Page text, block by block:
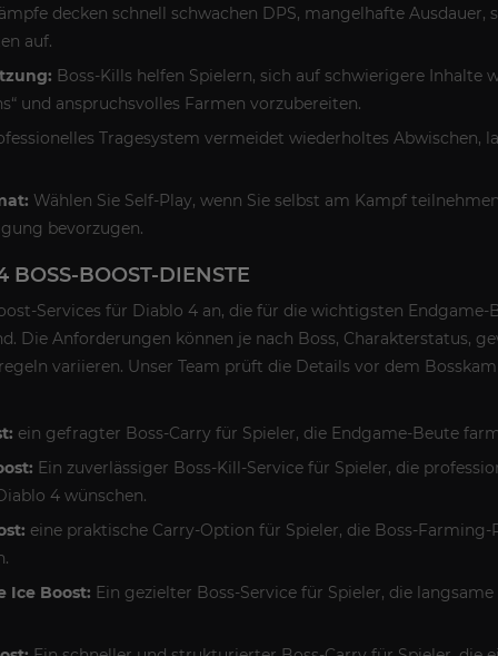
decken schnell schwachen DPS, mangelhafte
auf.
Boss-Kills helfen Spielern, sich auf schwierigere Inhalte
und anspruchsvolles Farmen vorzubereiten.
Tragesystem vermeidet wiederholtes Abwischen,
Wählen Sie Self-Play, wenn Sie selbst am Kampf
bevorzugen.
BOSS-BOOST-DIENSTE
Services für Diablo 4 an, die für die wichtigsten
Die Anforderungen können je nach Boss, Charakterstatus,
variieren. Unser Team prüft die Details vor dem
ein gefragter Boss-Carry für Spieler, die Endgame-Beute
Ein zuverlässiger Boss-Kill-Service für Spieler, die
4 wünschen.
eine praktische Carry-Option für Spieler, die Boss-
Ice Boost: Ein gezielter Boss-Service für Spieler, die